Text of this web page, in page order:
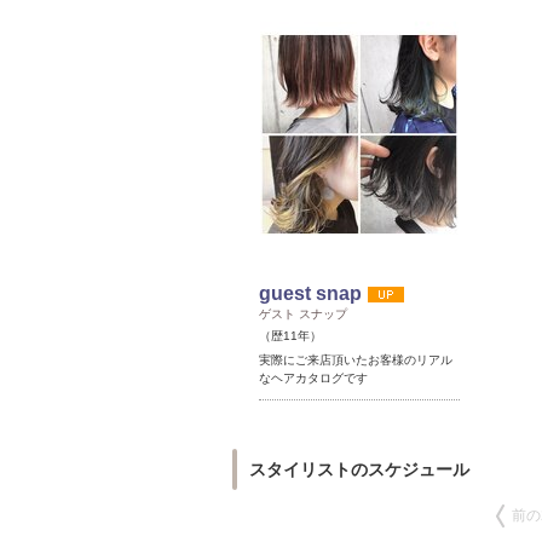
guest snap
ゲスト スナップ
（歴11年）
実際にご来店頂いたお客様のリアル
なヘアカタログです
スタイリストのスケジュール
前